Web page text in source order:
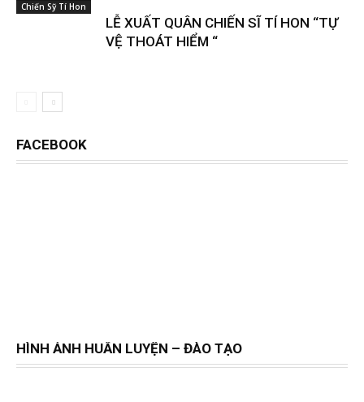
Chiến Sỹ Tí Hon
LỄ XUẤT QUÂN CHIẾN SĨ TÍ HON “TỰ
VỆ THOÁT HIỂM “
FACEBOOK
HÌNH ẢNH HUẤN LUYỆN – ĐÀO TẠO